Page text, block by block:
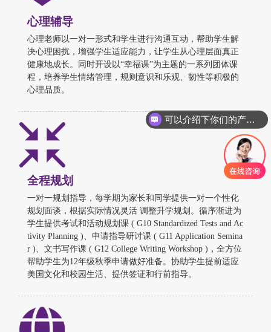
心理辅导
心理老师以一对一形式和学生进行沟通互动，帮助学生解
决心理困扰，增强学生适应能力，让学生从心理层面真正
健康地成长。同时开设以“幸福课”为主题的一系列团体课
程，培养学生情绪管理，规则意识和乐观、韧性等积极的
心理品质。
全程规划
一对一规划指导，每学期为家长和同学提供一对一个性化
规划面谈，根据实际情况灵活 调整升学规划。循序渐进为
学生提供考试和活动规划课 ( G10 Standardized Tests and Ac
tivity Planning )、申请指导研讨课 ( G11 Application Semina
r )、文书写作课 ( G12 College Writing Workshop )，全方位
帮助学生为12年级秋季申请做好准备。协助学生提前适应
美国文化和校园生活、提供签证和行前指导。
可以介绍下你们的产品么？